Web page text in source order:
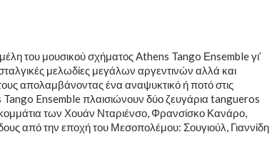
του μουσικού σχήματος Athens Tango Εnsemble γι’
μελωδίες μεγάλων αργεντινών αλλά και
απολαμβάνοντας ένα αναψυκτικό ή ποτό στις
Ensemble πλαισιώνουν δύο ζευγάρια tangueros
των Χουάν Νταριένσο, Φρανσίσκο Κανάρο,
από την εποχή του Μεσοπολέμου: Σουγιούλ, Γιαννίδη